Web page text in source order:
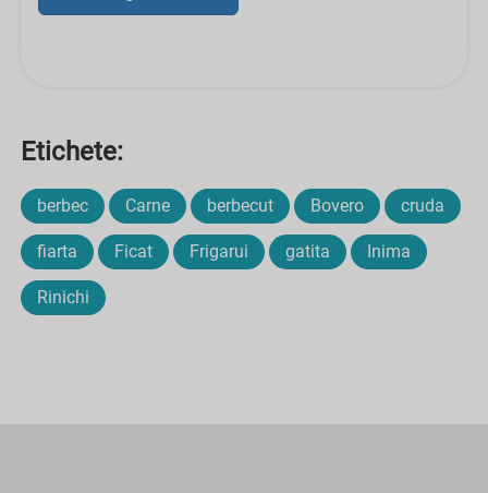
Etichete:
berbec Carne berbecut Bovero cruda
fiarta Ficat Frigarui gatita Inima
Rinichi